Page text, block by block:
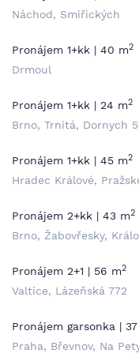
Náchod, Smiřických
Pronájem 1+kk | 40 m2
Drmoul
Pronájem 1+kk | 24 m2
Brno, Trnitá, Dornych
Pronájem 1+kk | 45 m2
Hradec Králové,
Pronájem 2+kk | 43 m2
Brno, Žabovřesky,
Pronájem 2+1 | 56 m2
Valtice, Lázeňská 772
Pronájem garsonka |
Praha, Břevnov, Na